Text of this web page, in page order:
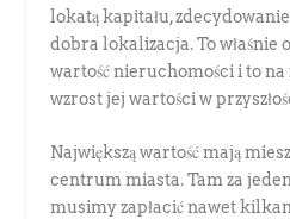
lokatą kapitału,
dobra lokalizacja. To właśnie
wartość nieruchomości i to na
wzrost jej wartości w
Największą wartość mają
centrum miasta. Tam za
musimy zapłacić nawet